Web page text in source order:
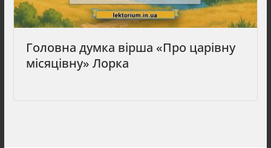
Головна думка вірша «Про царівну
місяцівну» Лорка